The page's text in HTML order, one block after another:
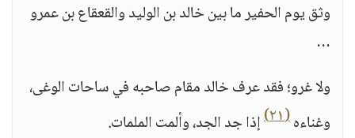
وثق يوم الحفير ما بين خالد بن الوليد والقعقاع بن عمرو
…
ولا غرو؛ فقد عرف خالد مقام صاحبه في ساحات الوغى،
وغناءه(٢١)
إذا جد الجد، وألمت الملمات.